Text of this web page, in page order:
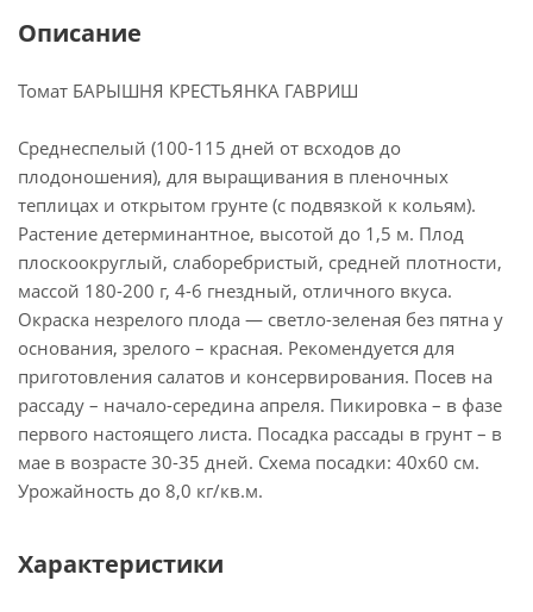
Описание
Томат БАРЫШНЯ КРЕСТЬЯНКА ГАВРИШ
Среднеспелый (100-115 дней от всходов до
плодоношения), для выращивания в пленочных
теплицах и открытом грунте (с подвязкой к кольям).
Растение детерминантное, высотой до 1,5 м. Плод
плоскоокруглый, слаборебристый, средней плотности,
массой 180-200 г, 4-6 гнездный, отличного вкуса.
Окраска незрелого плода — светло-зеленая без пятна у
основания, зрелого – красная. Рекомендуется для
приготовления салатов и консервирования. Посев на
рассаду – начало-середина апреля. Пикировка – в фазе
первого настоящего листа. Посадка рассады в грунт – в
мае в возрасте 30-35 дней. Схема посадки: 40х60 см.
Урожайность до 8,0 кг/кв.м.
Характеристики